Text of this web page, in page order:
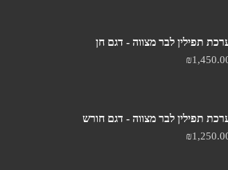
תפילין לבר מצווה - דגם חן
₪
תפילין לבר מצווה - דגם חורש
₪